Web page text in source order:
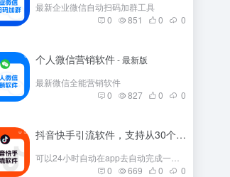
最新企业微信自动扫码加群工具
0
851 0 0
个人微信营销软件- 最新版
最新微信全能营销软件
0
827 0 0
抖音快手引流软件，支持从30个平台引流
0
669 0 0